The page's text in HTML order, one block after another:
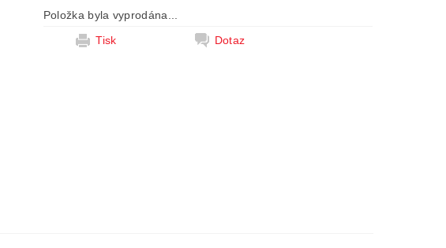
Položka byla vyprodána...
Tisk
Dotaz